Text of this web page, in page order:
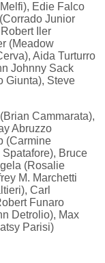
Edie Falco
Junior
Iler
(Meadow
Aida Turturro
Johnny Sack
Giunta), Steve
Cammarata),
Abruzzo
(Carmine
Bruce
(Rosalie
M. Marchetti
Carl
Funaro
Detrolio), Max
Parisi)